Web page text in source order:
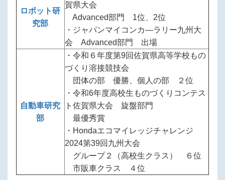
ロボット研
究部
賀県大会
Advanced部門 1位、2位
・ジャパンマイコンカ―ラリー九州大
会 Advanced部門 出場
自動車研究
部
・令和６年度第9回佐賀県高等学校もの
づくり溶接競技会
団体の部 優勝、個人の部 ２位
・令和6年度高校生ものづくりコンテス
ト佐賀県大会 旋盤部門
最優秀賞
・Hondaエコマイレッジチャレンジ
2024第39回九州大会
グループ２（高校生クラス） ６位
市販車クラス ４位